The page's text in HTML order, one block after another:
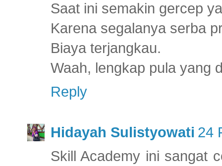
Saat ini semakin gercep
Karena segalanya serba
Biaya terjangkau.
Waah, lengkap pula yang
Reply
Hidayah Sulistyowati 24
Skill Academy ini sangat